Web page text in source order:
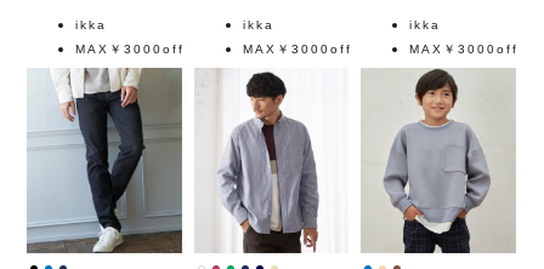
ikka
MAX￥3000off
ikka
MAX￥3000off
ikka
MAX￥3000off